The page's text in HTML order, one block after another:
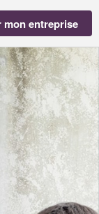
mon entreprise